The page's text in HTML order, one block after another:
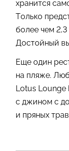
хранится
Только
более чем
Достойный
Еще один
на пляже.
Lotus Lounge
с джином с
и пряных